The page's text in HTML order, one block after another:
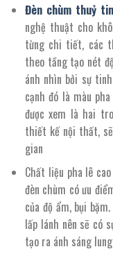
Đèn chùm thuỷ
nghệ thuật cho
từng chi tiết, các
theo tầng tạo nét
ánh nhìn bởi sự
cạnh đó là màu
được xem là hai
thiết kế nội thất,
gian
Chất liệu pha lê
đèn chùm có ưu
của độ ẩm, bụi
lấp lánh nên sẽ có
tạo ra ánh sáng